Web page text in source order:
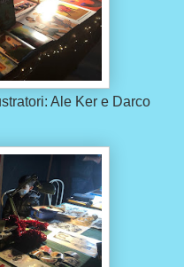
Ale Ker e Darco